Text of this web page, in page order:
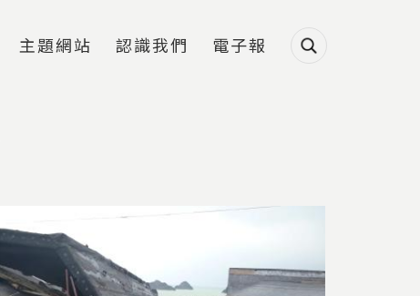
主題網站 認識我們 電子報